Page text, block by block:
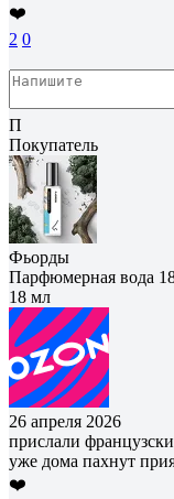
❤️
2 0
П
Покупатель
Фьорды
Парфюмерная вода
18 мл
26 апреля 2026
прислали
уже дома пахнут
❤️